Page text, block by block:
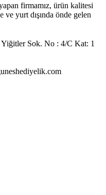
firmamız, ürün kalitesi
yurt dışında önde gelen
Sok. No : 4/C Kat: 1